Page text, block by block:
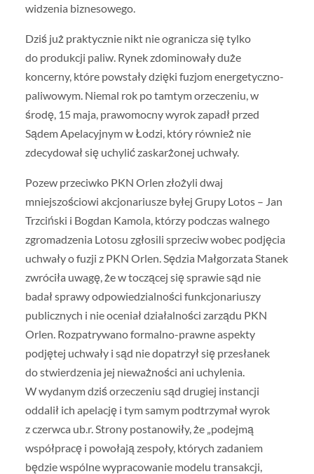
widzenia biznesowego.
Dziś już praktycznie nikt nie ogranicza się tylko
do produkcji paliw. Rynek zdominowały duże
koncerny, które powstały dzięki fuzjom energetyczno-
paliwowym. Niemal rok po tamtym orzeczeniu, w
środę, 15 maja, prawomocny wyrok zapadł przed
Sądem Apelacyjnym w Łodzi, który również nie
zdecydował się uchylić zaskarżonej uchwały.
Pozew przeciwko PKN Orlen złożyli dwaj
mniejszościowi akcjonariusze byłej Grupy Lotos – Jan
Trzciński i Bogdan Kamola, którzy podczas walnego
zgromadzenia Lotosu zgłosili sprzeciw wobec podjęcia
uchwały o fuzji z PKN Orlen. Sędzia Małgorzata Stanek
zwróciła uwagę, że w toczącej się sprawie sąd nie
badał sprawy odpowiedzialności funkcjonariuszy
publicznych i nie oceniał działalności zarządu PKN
Orlen. Rozpatrywano formalno-prawne aspekty
podjętej uchwały i sąd nie dopatrzył się przesłanek
do stwierdzenia jej nieważności ani uchylenia.
W wydanym dziś orzeczeniu sąd drugiej instancji
oddalił ich apelację i tym samym podtrzymał wyrok
z czerwca ub.r. Strony postanowiły, że „podejmą
współpracę i powołają zespoły, których zadaniem
będzie wspólne wypracowanie modelu transakcji,